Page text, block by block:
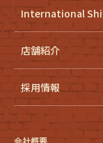
International
店舗紹介
採用情報